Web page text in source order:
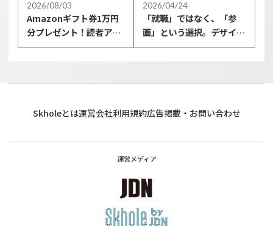
2026/08/03
Amazonギフト券1万円
分プレゼント！読者アン
ケートを9月4日まで実施
2026/04/24
「就職」ではなく、「参
画」という選択。デザイナ
ー業務委託・プロジェクト
Skholeとは運営会社利用規約広告掲載・お問い合わせ
運営メディア